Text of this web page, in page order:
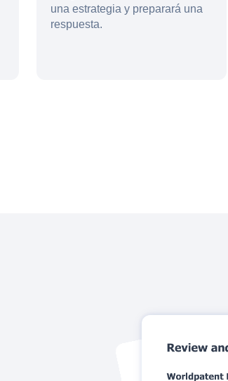
una estrategia y preparará una
respuesta.